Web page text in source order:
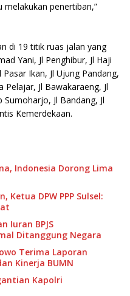
penertiban,”
di 19 titik ruas jalan yang
Yani, Jl Penghibur, Jl Haji
Pasar Ikan, Jl Ujung Pandang,
Pelajar, Jl Bawakaraeng, Jl
Sumoharjo, Jl Bandang, Jl
Kemerdekaan.
Indonesia Dorong Lima
Ketua DPW PPP Sulsel:
Iuran BPJS
Ditanggung Negara
Terima Laporan
Kinerja BUMN
Kapolri